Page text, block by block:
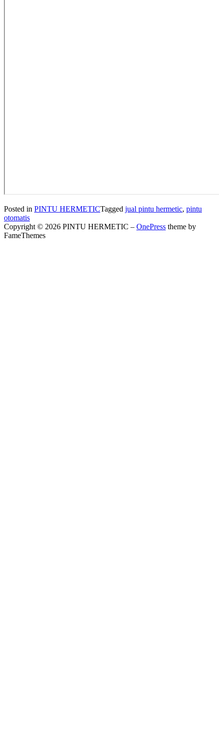
Posted in PINTU HERMETICTagged jual pintu hermetic, pintu
otomatis
Copyright © 2026 PINTU HERMETIC – OnePress theme by
FameThemes